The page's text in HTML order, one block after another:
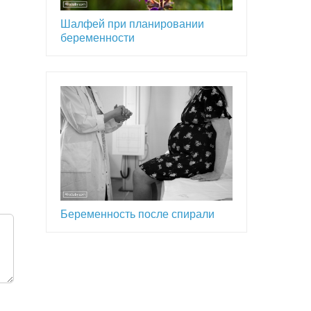
Шалфей при планировании
беременности
Беременность после спирали